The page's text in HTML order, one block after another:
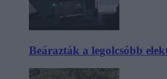
Beárazták a legolcsóbb